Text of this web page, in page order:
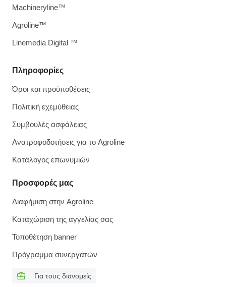
Πληροφορίες
Όροι και προϋποθέσεις
Πολιτική εχεμύθειας
Συμβουλές ασφάλειας
Ανατροφοδοτήσεις για το Agroline
Κατάλογος επωνυμιών
Προσφορές μας
Διαφήμιση στην Agroline
Καταχώριση της αγγελίας σας
Τοποθέτηση banner
Πρόγραμμα συνεργατών
Για τους διανομείς
Machineryline™
Agroline™
Linemedia Digital ™